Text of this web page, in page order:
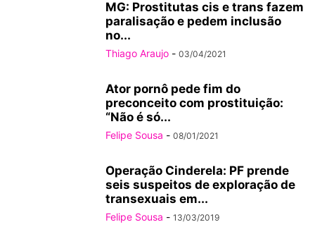
MG: Prostitutas cis e trans fazem
paralisação e pedem inclusão
no...
Thiago Araujo - 03/04/2021
Ator pornô pede fim do
preconceito com prostituição:
“Não é só...
Felipe Sousa - 08/01/2021
Operação Cinderela: PF prende
seis suspeitos de exploração de
transexuais em...
Felipe Sousa - 13/03/2019